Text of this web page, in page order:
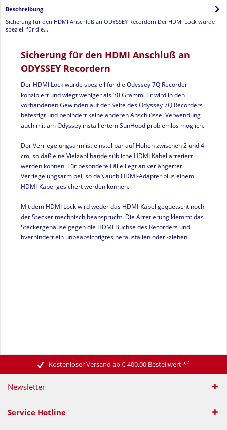
Beschreibung
Sicherung für den HDMI Anschluß an ODYSSEY Recordern Der HDMI Lock wurde
speziell für die...
Sicherung für den HDMI Anschluß an
ODYSSEY Recordern
Der HDMI Lock wurde speziell für die Odyssey 7Q Recorder
konzipiert und wiegt weniger als 30 Gramm. Er wird in den
vorhandenen Gewinden auf der Seite des Odyssey 7Q Recorders
befestigt und behindert keine anderen Anschlüsse. Verwendung
auch mit am Odyssey installiertem SunHood problemlos möglich.
Der Verriegelungsarm ist einstellbar auf Höhen zwischen 2 und 4
cm, so daß eine Vielzahl handelsübliche HDMI Kabel arretiert
werden können. Für besondere Fälle liegt an verlängerter
Verriegelungsarm bei, so daß auch HDMI-Adapter plus einem
HDMI-Kabel gesichert werden können.
Mit dem HDMI Lock wird weder das HDMI-Kabel gequetscht noch
der Stecker mechnisch beansprucht. Die Arretierung klemmt das
Steckergehäuse gegen die HDMI Buchse des Recorders und
bverhindert ein unbeabsichtigtes herausfallen oder -ziehen.
Kostenloser Versand ab € 400,00 Bestellwert*2
Newsletter
Service Hotline